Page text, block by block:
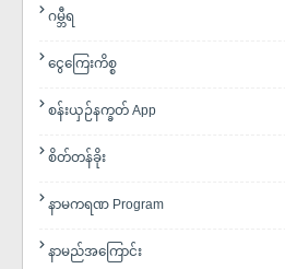
ဂမ္ဘီရ
ငွေကြေးကိစ္စ
စန်းယှဉ်နက္ခတ် App
စိတ်တန်ခိုး
နာမကရဏ Program
နာမည်အကြောင်း